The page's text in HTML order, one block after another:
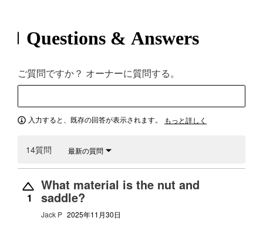
Questions & Answers
ご質問ですか？ オーナーに質問する。
入力すると、既存の回答が表示されます。 もっと詳しく
14質問 最新の質問
1
What material is the nut and
saddle?
Jack P 2025年11月30日